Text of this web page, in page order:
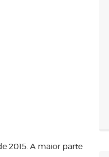
2015. A maior parte